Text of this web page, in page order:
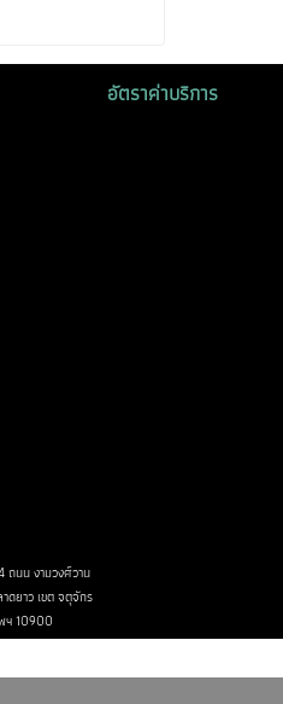
อัตราค่าบริการ
ถนน งามวงศ์วาน
ดยาว เขต จตุจักร
ฯ 10900